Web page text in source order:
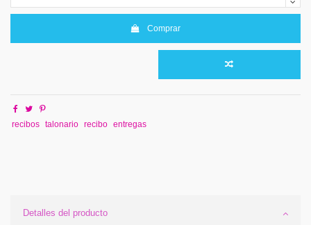
Comprar
recibos talonario recibo entregas
Detalles del producto